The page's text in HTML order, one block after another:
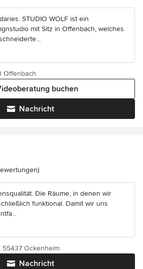
STUDIO WOLF ist ein
mit Sitz in Offenbach, welches
Nachricht
buchen
Offenbach
5 von 5 Sternen
Die Räume, in denen wir
funktional. Damit wir uns
Nachricht
55437 Ockenheim